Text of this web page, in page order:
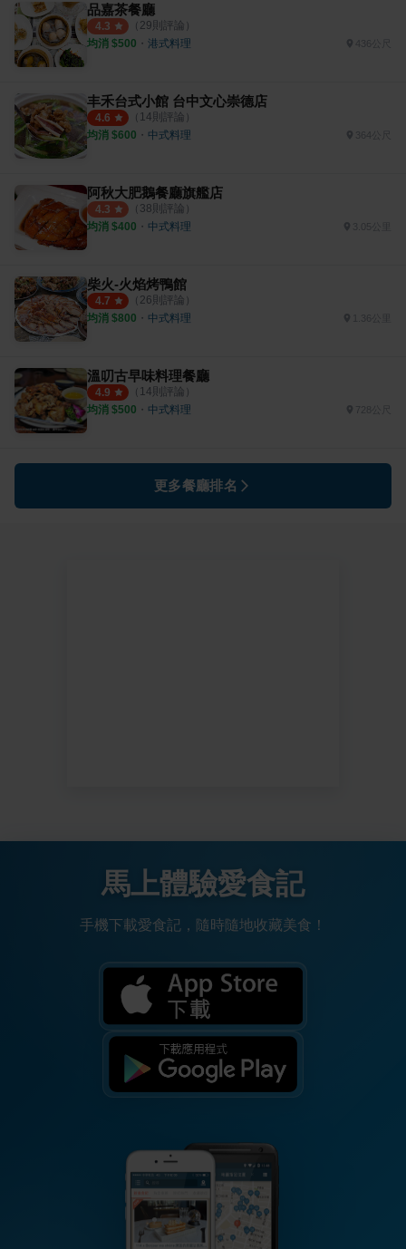
品嘉茶餐廳
4.3 （ 29則評論）
均消 $500 ・ 港式料理
丰禾台式小館 台中文心崇德店
4.6 （ 14則評論）
均消 $600 ・ 中式料理
阿秋大肥鵝餐廳旗艦店
4.3 （ 38則評論）
均消 $400 ・ 中式料理 3.05公里
柴火-火焰烤鴨館
4.7 （ 26則評論）
均消 $800 ・ 中式料理 1.36公里
溫叨古早味料理餐廳
4.9 （ 14則評論）
均消 $500 ・ 中式料理 728公尺
更多餐廳排名
馬上體驗愛食記
手機下載愛食記，隨時隨地收藏美食！